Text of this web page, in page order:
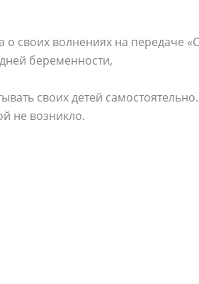
своих волнениях на передаче
беременности,
своих детей
не возникло.